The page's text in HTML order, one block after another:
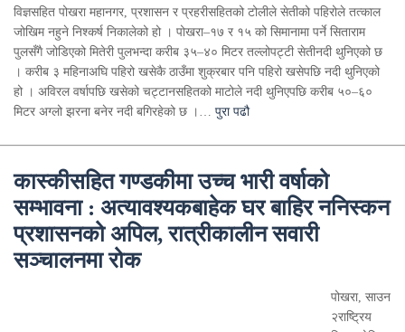
विज्ञसहित पोखरा महानगर, प्रशासन र प्रहरीसहितको टोलीले सेतीको पहिरोले तत्काल
जोखिम नहुने निश्कर्ष निकालेको हो । पोखरा–१७ र १५ को सिमानामा पर्ने सिताराम
पुलसँगै जोडिएको मितेरी पुलभन्दा करीब ३५–४० मिटर तल्लोपट्टी सेतीनदी थुनिएको छ
। करीब ३ महिनाअघि पहिरो खसेकै ठाउँमा शुक्रबार पनि पहिरो खसेपछि नदी थुनिएको
हो । अविरल वर्षापछि खसेको चट्टानसहितको माटोले नदी थुनिएपछि करीब ५०–६०
मिटर अग्लो झरना बनेर नदी बगिरहेको छ ।… पुरा पढौ
कास्कीसहित गण्डकीमा उच्च भारी वर्षाको
सम्भावना : अत्यावश्यकबाहेक घर बाहिर ननिस्कन
प्रशासनको अपिल, रात्रीकालीन सवारी
सञ्चालनमा रोक
पोखरा, साउन
२राष्ट्रिय